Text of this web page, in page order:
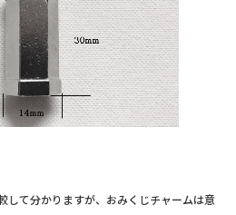
して分かりますが、おみくじチャームは意